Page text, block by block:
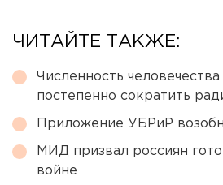
ЧИТАЙТЕ ТАКЖЕ:
Численность
постепенно сократить
Приложение УБРиР
МИД призвал россиян
войне